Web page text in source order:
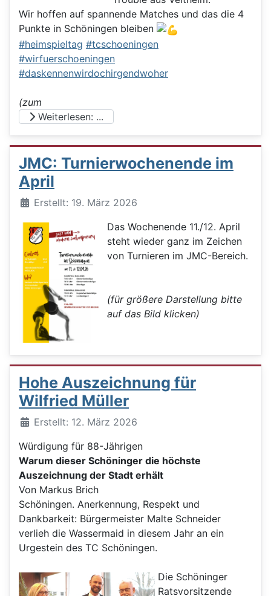
Wir hoffen auf spannende Matches und das die 4
Punkte in Schöningen bleiben
#heimspieltag #tcschoeningen
#wirfuerschoeningen
#daskennenwirdochirgendwoher
(zum
Weiterlesen: ...
JMC: Turnierwochenende im
April
DetailsErstellt: 19. März 2026
Das Wochenende 11./12. April
steht wieder ganz im Zeichen
von Turnieren im JMC-Bereich.
(für größere Darstellung bitte
auf das Bild klicken)
Hohe Auszeichnung für
Wilfried Müller
DetailsErstellt: 12. März 2026
Würdigung für 88-Jährigen
Warum dieser Schöninger die höchste
Auszeichnung der Stadt erhält
Von Markus Brich
Schöningen. Anerkennung, Respekt und
Dankbarkeit: Bürgermeister Malte Schneider
verlieh die Wassermaid in diesem Jahr an ein
Urgestein des TC Schöningen.
Die Schöninger
Ratsvorsitzende